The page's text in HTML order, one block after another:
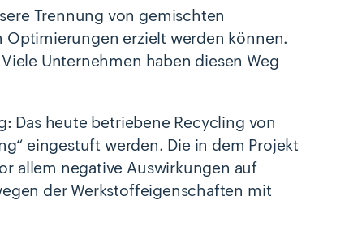
Trennung von gemischten
erzielt werden können.
Unternehmen haben diesen Weg
Das heute betriebene Recycling von
eingestuft werden. Die in dem Projekt
allem negative Auswirkungen auf
der Werkstoffeigenschaften mit